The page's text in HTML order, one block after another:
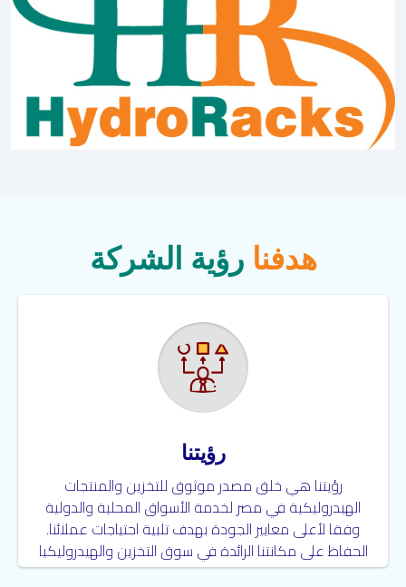
هدفنارؤية الشركة
رؤيتنا
رؤيتنا هي خلق مصدر موثوق للتخزين والمنتجات
الهيدروليكية في مصر لخدمة الأسواق المحلية والدولية
وفقا لأعلى معايير الجودة بهدف تلبية احتياجات عملائنا.
الحفاظ على مكانتنا الرائدة في سوق التخزين والهيدروليكيا
في مصر وتعزيزها، وذلك من خلال توجهنا نحو السوق